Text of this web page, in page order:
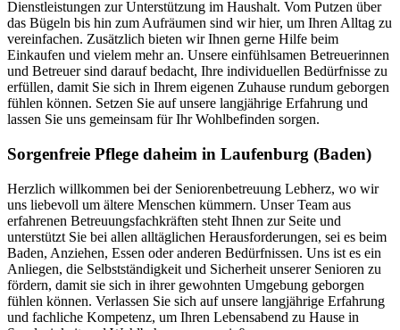
Dienstleistungen zur Unterstützung im Haushalt. Vom Putzen über
das Bügeln bis hin zum Aufräumen sind wir hier, um Ihren Alltag zu
vereinfachen. Zusätzlich bieten wir Ihnen gerne Hilfe beim
Einkaufen und vielem mehr an. Unsere einfühlsamen Betreuerinnen
und Betreuer sind darauf bedacht, Ihre individuellen Bedürfnisse zu
erfüllen, damit Sie sich in Ihrem eigenen Zuhause rundum geborgen
fühlen können. Setzen Sie auf unsere langjährige Erfahrung und
lassen Sie uns gemeinsam für Ihr Wohlbefinden sorgen.
Sorgenfreie Pflege daheim in Laufenburg (Baden)
Herzlich willkommen bei der Seniorenbetreuung Lebherz, wo wir
uns liebevoll um ältere Menschen kümmern. Unser Team aus
erfahrenen Betreuungsfachkräften steht Ihnen zur Seite und
unterstützt Sie bei allen alltäglichen Herausforderungen, sei es beim
Baden, Anziehen, Essen oder anderen Bedürfnissen. Uns ist es ein
Anliegen, die Selbstständigkeit und Sicherheit unserer Senioren zu
fördern, damit sie sich in ihrer gewohnten Umgebung geborgen
fühlen können. Verlassen Sie sich auf unsere langjährige Erfahrung
und fachliche Kompetenz, um Ihren Lebensabend zu Hause in